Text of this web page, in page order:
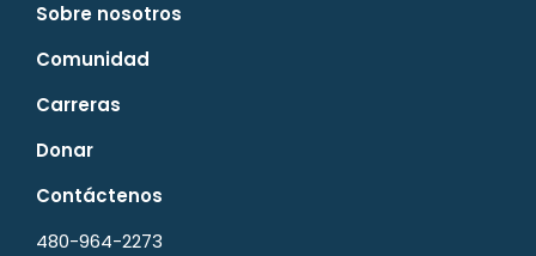
Sobre nosotros
Comunidad
Carreras
Donar
Contáctenos
480-964-2273